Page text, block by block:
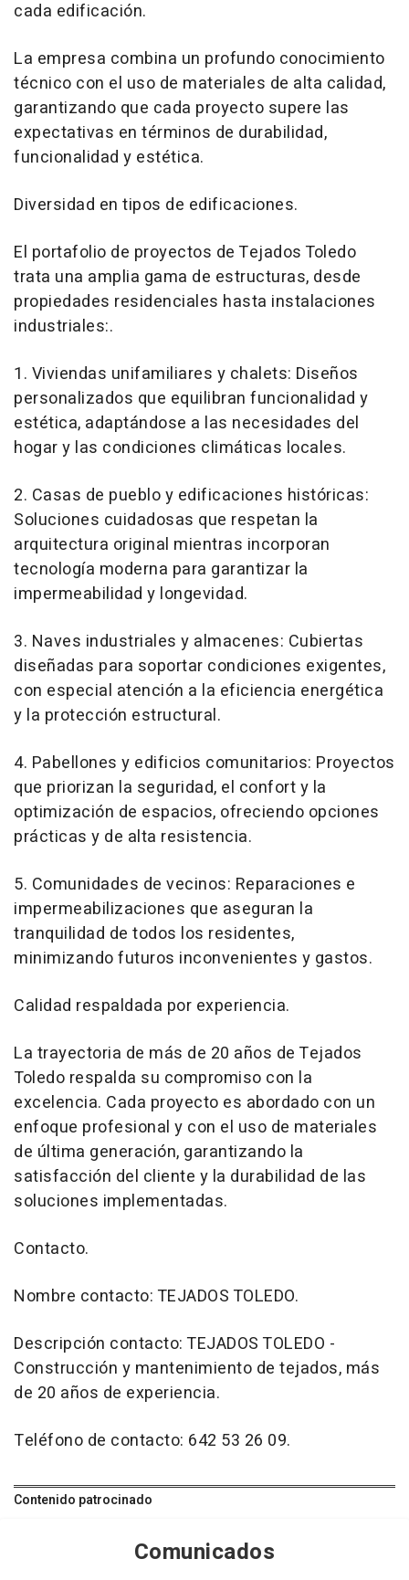
cada edificación.
La empresa combina un profundo conocimiento
técnico con el uso de materiales de alta calidad,
garantizando que cada proyecto supere las
expectativas en términos de durabilidad,
funcionalidad y estética.
Diversidad en tipos de edificaciones.
El portafolio de proyectos de Tejados Toledo
trata una amplia gama de estructuras, desde
propiedades residenciales hasta instalaciones
industriales:.
1. Viviendas unifamiliares y chalets: Diseños
personalizados que equilibran funcionalidad y
estética, adaptándose a las necesidades del
hogar y las condiciones climáticas locales.
2. Casas de pueblo y edificaciones históricas:
Soluciones cuidadosas que respetan la
arquitectura original mientras incorporan
tecnología moderna para garantizar la
impermeabilidad y longevidad.
3. Naves industriales y almacenes: Cubiertas
diseñadas para soportar condiciones exigentes,
con especial atención a la eficiencia energética
y la protección estructural.
4. Pabellones y edificios comunitarios: Proyectos
que priorizan la seguridad, el confort y la
optimización de espacios, ofreciendo opciones
prácticas y de alta resistencia.
5. Comunidades de vecinos: Reparaciones e
impermeabilizaciones que aseguran la
tranquilidad de todos los residentes,
minimizando futuros inconvenientes y gastos.
Calidad respaldada por experiencia.
La trayectoria de más de 20 años de Tejados
Toledo respalda su compromiso con la
excelencia. Cada proyecto es abordado con un
enfoque profesional y con el uso de materiales
de última generación, garantizando la
satisfacción del cliente y la durabilidad de las
soluciones implementadas.
Contacto.
Nombre contacto: TEJADOS TOLEDO.
Descripción contacto: TEJADOS TOLEDO -
Construcción y mantenimiento de tejados, más
de 20 años de experiencia.
Teléfono de contacto: 642 53 26 09.
Contenido patrocinado
Comunicados